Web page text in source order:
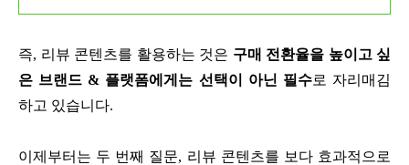
즉, 리뷰 콘텐츠를 활용하는 것은 구매 전환율을 높이고 싶
은 브랜드 & 플랫폼에게는 선택이 아닌 필수로 자리매김
하고 있습니다.
이제부터는 두 번째 질문, 리뷰 콘텐츠를 보다 효과적으로